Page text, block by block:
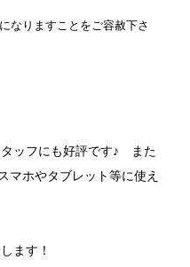
なりますことをご容赦下さ
タッフにも好評です♪ また
マホやタブレット等に使え
ます！